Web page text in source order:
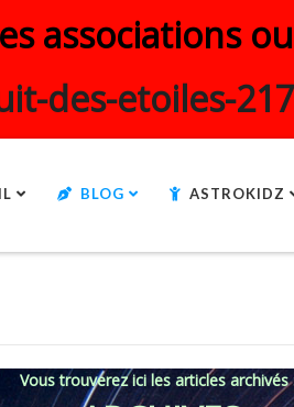
associations
des-etoiles-217
BLOG ASTROKIDZ
Vous trouverez ici les articles archivés